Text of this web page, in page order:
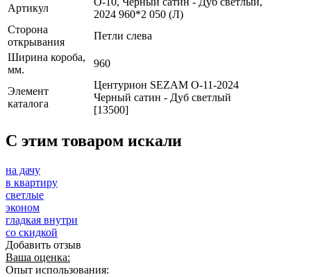
Артикул
2024 960*2 050 (Л)
Сторона
открывания
Петли слева
Ширина короба,
мм.
960
Элемент
каталога
Центурион SEZAM О-11-2024
Черный сатин - Дуб светлый
[13500]
C этим товаром искали
на дачу
в квартиру
светлые
эконом
гладкая внутри
со скидкой
Добавить отзыв
Ваша оценка:
Опыт использования: